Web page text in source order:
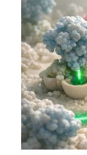
Euskara
Gàidhlig
Occitan
المغربية
Afrikaans
Монгол
ພາສາລາວ